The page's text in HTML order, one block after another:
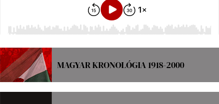
MAGYAR KRONOLÓGIA 1918-2000